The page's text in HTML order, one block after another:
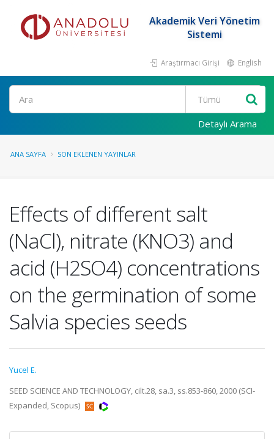
Akademik Veri Yönetim
Sistemi
Araştırmacı Girişi English
Ara
Detaylı Arama
ANA SAYFA SON EKLENEN YAYINLAR
Effects of different salt
(NaCl), nitrate (KNO3) and
acid (H2SO4) concentrations
on the germination of some
Salvia species seeds
Yucel E.
SEED SCIENCE AND TECHNOLOGY, cilt.28, sa.3, ss.853-860, 2000 (SCI-
Expanded, Scopus)